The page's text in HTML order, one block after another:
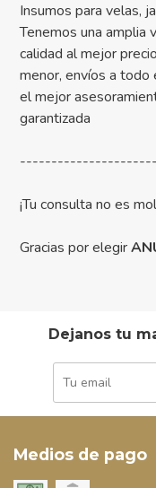
Insumos para velas,
Tenemos una amplia
calidad al mejor
menor, envíos a
el mejor
garantizada
¡Tu consulta no es
Gracias por elegir
Dejanos tu
Medios de pago